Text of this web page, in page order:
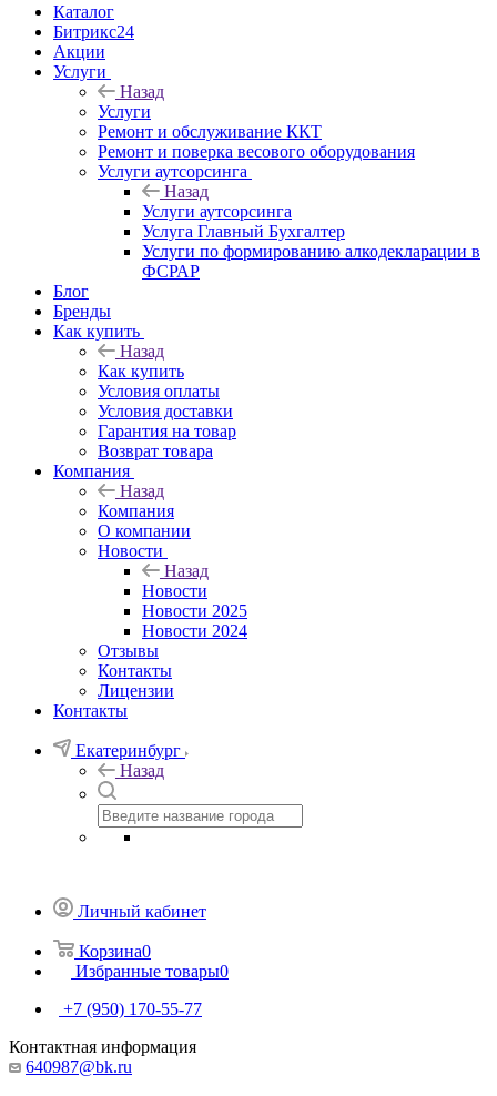
Каталог
Битрикс24
Акции
Услуги
Назад
Услуги
Ремонт и обслуживание ККТ
Ремонт и поверка весового оборудования
Услуги аутсорсинга
Назад
Услуги аутсорсинга
Услуга Главный Бухгалтер
Услуги по формированию алкодекларации в
ФСРАР
Блог
Бренды
Как купить
Назад
Как купить
Условия оплаты
Условия доставки
Гарантия на товар
Возврат товара
Компания
Назад
Компания
О компании
Новости
Назад
Новости
Новости 2025
Новости 2024
Отзывы
Контакты
Лицензии
Контакты
Екатеринбург
Назад
Личный кабинет
Корзина0
Избранные товары0
+7 (950) 170-55-77
Контактная информация
640987@bk.ru